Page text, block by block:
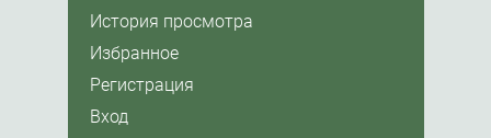
История просмотра
Избранное
Регистрация
Вход